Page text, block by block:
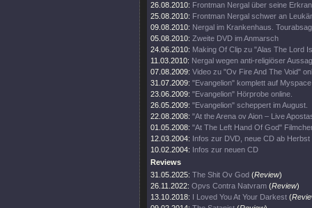
26.08.2010: Frontman Nergal über seine
25.08.2010: Frontman Nergal schwer an
09.08.2010: Nergal im Krankenhaus.
05.08.2010: Zweite DVD im Anmarsch
24.06.2010: Making Of Clip zu "Alas The Lord
11.03.2010: Nergal wegen anti-religiöser
07.08.2009: Video zu "Ov Fire And The Void"
31.07.2009: "Evangelion" komplett auf
23.06.2009: "Evangelion" Hörprobe online.
26.05.2009: "Evangelion" scheppert im August.
22.08.2008: "At the Arena ov Aion – Live
01.05.2008: "At The Left Hand Of God"
12.03.2004: Infos zur DVD, neue CD ab Herbst
10.02.2004: Infos zur neuen CD
Reviews
31.05.2025: The Shit Ov God (Review)
26.11.2022: Opvs Contra Natvram (Review)
13.10.2018: I Loved You At Your Darkest (